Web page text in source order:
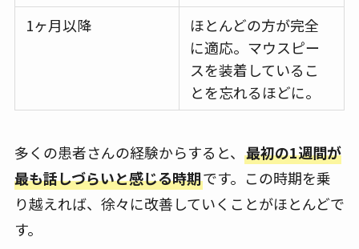
1ヶ月以降
ほとんどの方が完全
に適応。マウスピー
スを装着しているこ
とを忘れるほどに。
多くの患者さんの経験からすると、 最初の1週間が
最も話しづらいと感じる時期です。この時期を乗
り越えれば、徐々に改善していくことがほとんどで
す。